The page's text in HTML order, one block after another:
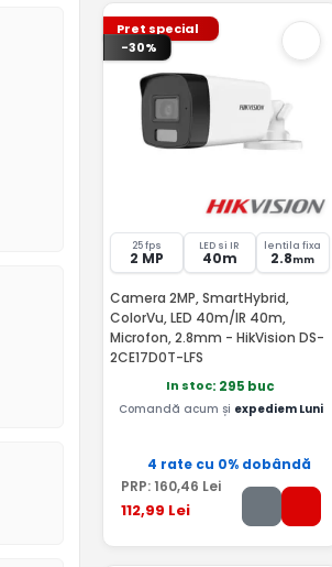
Pret special
-30%
25 fps
2 MP
LED si IR
40m
lentila fixa
2.8mm
Camera 2MP, SmartHybrid,
ColorVu, LED 40m/IR 40m,
Microfon, 2.8mm - HikVision DS-
2CE17D0T-LFS
In stoc: 295 buc
Comandă acum și expediem Luni
4 rate cu 0% dobândă
PRP: 160,46 Lei
112,99 Lei